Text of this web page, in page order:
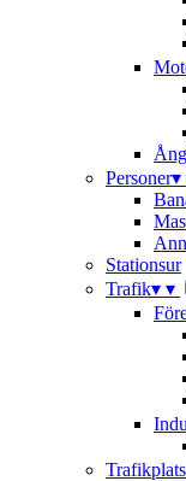
Personer▾
Stationsur
Trafik▾ ▾